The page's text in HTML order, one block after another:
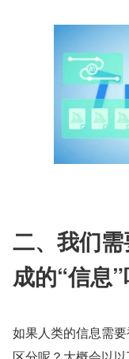
二、我们
成的“信息”
如果人类的信息需